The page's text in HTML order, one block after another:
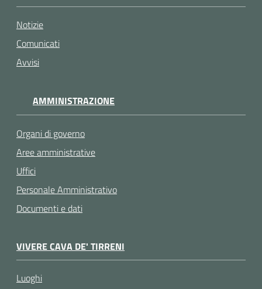
Notizie
Comunicati
Avvisi
AMMINISTRAZIONE
Organi di governo
Aree amministrative
Uffici
Personale Amministrativo
Documenti e dati
VIVERE CAVA DE' TIRRENI
Luoghi